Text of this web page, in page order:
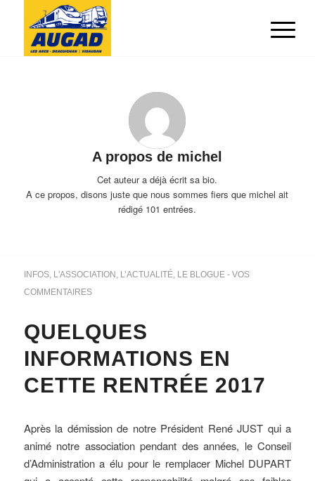
A propos de michel
Cet auteur a déjà écrit sa bio.
A ce propos, disons juste que nous sommes fiers que michel ait
rédigé 101 entrées.
INFOS, L'ASSOCIATION , L’ACTUALITÉ, LE BLOGUE - VOS
COMMENTAIRES
QUELQUES
INFORMATIONS EN
CETTE RENTRÉE 2017
Après la démission de notre Président René JUST qui a
animé notre association pendant des années, le Conseil
d’Administration a élu pour le remplacer Michel DUPART